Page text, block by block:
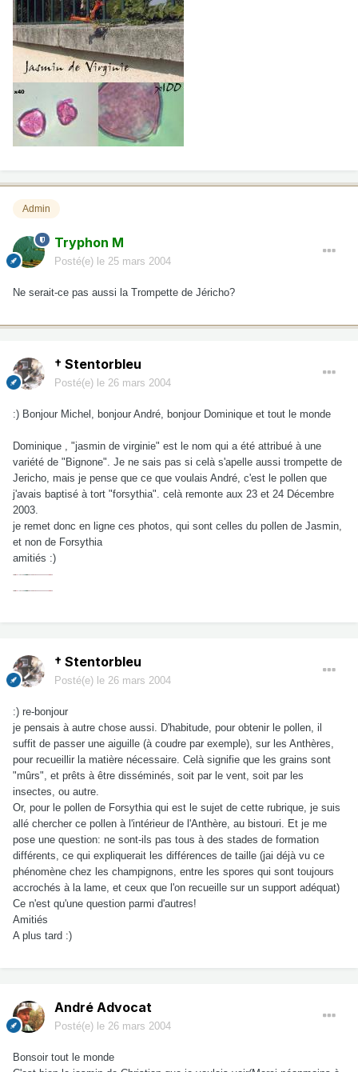
Admin
Tryphon M
Posté(e) le 25 mars 2004
Ne serait-ce pas aussi la Trompette de Jéricho?
† Stentorbleu
Posté(e) le 26 mars 2004
:) Bonjour Michel, bonjour André, bonjour Dominique et tout le monde
Dominique , "jasmin de virginie" est le nom qui a été attribué à une
variété de "Bignone". Je ne sais pas si celà s'apelle aussi trompette de
Jericho, mais je pense que ce que voulais André, c'est le pollen que
j'avais baptisé à tort "forsythia". celà remonte aux 23 et 24 Décembre
2003.
je remet donc en ligne ces photos, qui sont celles du pollen de Jasmin,
et non de Forsythia
amitiés :)
† Stentorbleu
Posté(e) le 26 mars 2004
:) re-bonjour
je pensais à autre chose aussi. D'habitude, pour obtenir le pollen, il
suffit de passer une aiguille (à coudre par exemple), sur les Anthères,
pour recueillir la matière nécessaire. Celà signifie que les grains sont
"mûrs", et prêts à être disséminés, soit par le vent, soit par les
insectes, ou autre.
Or, pour le pollen de Forsythia qui est le sujet de cette rubrique, je suis
allé chercher ce pollen à l'intérieur de l'Anthère, au bistouri. Et je me
pose une question: ne sont-ils pas tous à des stades de formation
différents, ce qui expliquerait les différences de taille (jai déjà vu ce
phénomène chez les champignons, entre les spores qui sont toujours
accrochés à la lame, et ceux que l'on recueille sur un support adéquat)
Ce n'est qu'une question parmi d'autres!
Amitiés
A plus tard :)
André Advocat
Posté(e) le 26 mars 2004
Bonsoir tout le monde